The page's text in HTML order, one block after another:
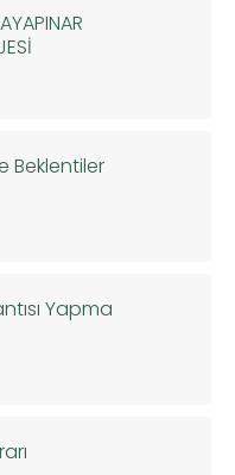
Beklentiler
Yapma